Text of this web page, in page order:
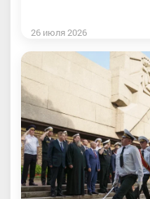
26 июля 2026